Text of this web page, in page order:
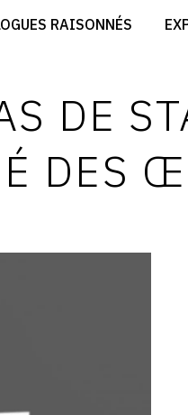
RAISONNÉS
CRÉER SON
DEVENIR
DE
DES